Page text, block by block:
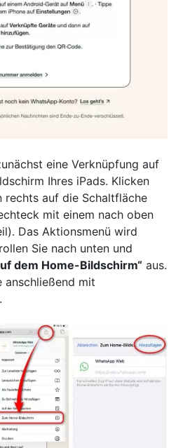
eine Verknüpfung auf
Ihres iPads. Klicken
rechts auf die Schaltfläche
mit einem nach oben
Das Aktionsmenü wird
Sie nach unten und
dem Home-Bildschirm“ aus.
anschließend mit
.